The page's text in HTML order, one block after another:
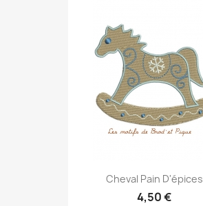
Cheval Pain D'épices
4,50 €